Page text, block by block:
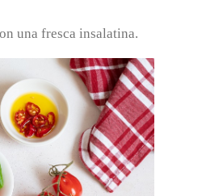
una fresca insalatina.